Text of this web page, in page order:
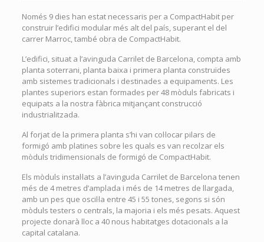
Només 9 dies han estat necessaris per a CompactHabit per
construir l’edifici modular més alt del país, superant el del
carrer Marroc, també obra de CompactHabit.
L’edifici, situat a l’avinguda Carrilet de Barcelona, compta amb
planta soterrani, planta baixa i primera planta construïdes
amb sistemes tradicionals i destinades a equipaments. Les
plantes superiors estan formades per 48 mòduls fabricats i
equipats a la nostra fàbrica mitjançant construcció
industrialitzada.
Al forjat de la primera planta s’hi van col·locar pilars de
formigó amb platines sobre les quals es van recolzar els
mòduls tridimensionals de formigó de CompactHabit.
Els mòduls instal·lats a l’avinguda Carrilet de Barcelona tenen
més de 4 metres d’amplada i més de 14 metres de llargada,
amb un pes que oscil·la entre 45 i 55 tones, segons si són
mòduls testers o centrals, la majoria i els més pesats. Aquest
projecte donarà lloc a 40 nous habitatges dotacionals a la
capital catalana.